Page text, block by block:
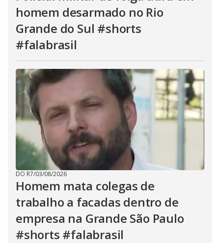
homem desarmado no Rio
Grande do Sul #shorts
#falabrasil
DO R7/03/08/2026
Homem mata colegas de
trabalho a facadas dentro de
empresa na Grande São Paulo
#shorts #falabrasil